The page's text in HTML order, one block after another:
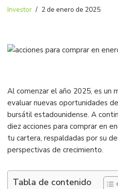
Investor 2 de enero de 2025
Al comenzar el año 2025, es un
evaluar nuevas oportunidades
bursátil estadounidense. A
diez acciones para comprar en
tu cartera, respaldadas por su
perspectivas de crecimiento.
Tabla de contenido